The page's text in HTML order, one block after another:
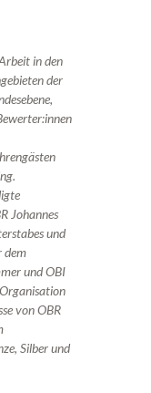
in den
der
Johannes
und
dem
und OBI
von OBR
Silber und